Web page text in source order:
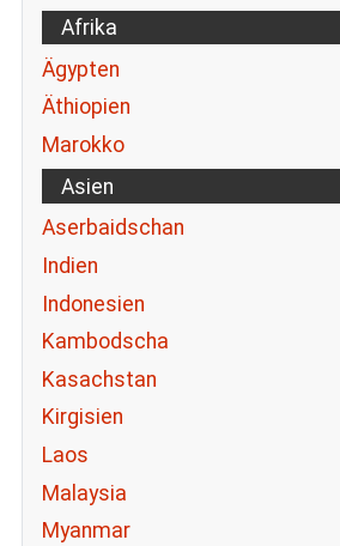
Afrika
Ägypten
Äthiopien
Marokko
Asien
Aserbaidschan
Indien
Indonesien
Kambodscha
Kasachstan
Kirgisien
Laos
Malaysia
Myanmar